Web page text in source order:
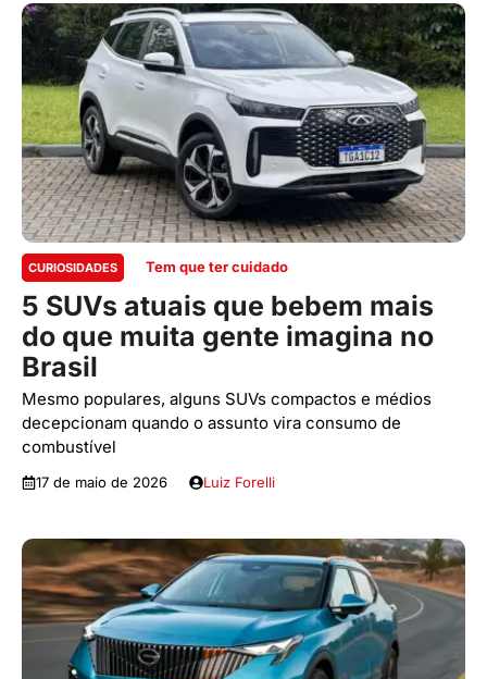
CURIOSIDADES Tem que ter cuidado
5 SUVs atuais que bebem mais
do que muita gente imagina no
Brasil
Mesmo populares, alguns SUVs compactos e médios
decepcionam quando o assunto vira consumo de
combustível
17 de maio de 2026 Luiz Forelli